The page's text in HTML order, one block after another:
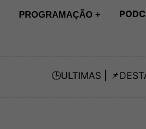
PROGRAMAÇÃO +
🕒ULTIMAS | 📌